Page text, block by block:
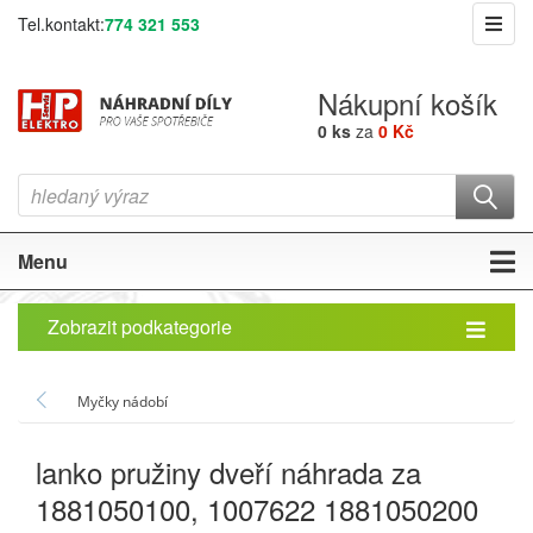
Tel.kontakt:774 321 553
Nákupní košík
0 ks za 0 Kč
Menu
Zobrazit podkategorie
Myčky nádobí
lanko pružiny dveří náhrada za
1881050100, 1007622 1881050200